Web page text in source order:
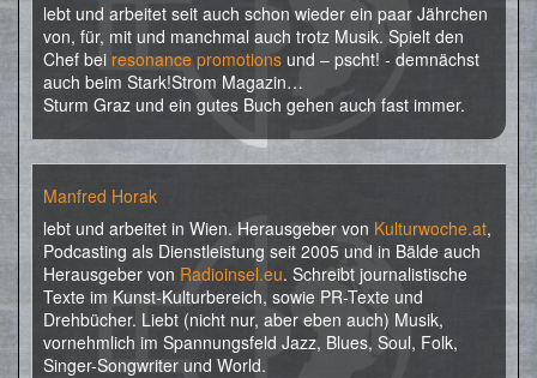
lebt und arbeitet seit auch schon wieder ein paar Jährchen
von, für, mit und manchmal auch trotz Musik. Spielt den
Chef bei resonance promotions und – pscht! - demnächst
auch beim Stark!Strom Magazin…
Sturm Graz und ein gutes Buch gehen auch fast immer.
Manfred Horak
lebt und arbeitet in Wien. Herausgeber von Kulturwoche.at,
Podcasting als Dienstleistung seit 2005 und in Bälde auch
Herausgeber von Radioinsel.eu. Schreibt journalistische
Texte im Kunst-Kulturbereich, sowie PR-Texte und
Drehbücher. Liebt (nicht nur, aber eben auch) Musik,
vornehmlich im Spannungsfeld Jazz, Blues, Soul, Folk,
Singer-Songwriter und World.